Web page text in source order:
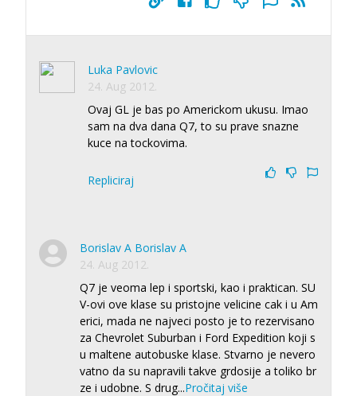
Luka Pavlovic
24. Aug 2012.
Ovaj GL je bas po Americkom ukusu. Imao
sam na dva dana Q7, to su prave snazne
kuce na tockovima.
Repliciraj
Borislav A Borislav A
24. Aug 2012.
Q7 je veoma lep i sportski, kao i praktican. SU
V-ovi ove klase su pristojne velicine cak i u Am
erici, mada ne najveci posto je to rezervisano
za Chevrolet Suburban i Ford Expedition koji s
u maltene autobuske klase. Stvarno je nevero
vatno da su napravili takve grdosije a toliko br
ze i udobne. S drug...Pročitaj više